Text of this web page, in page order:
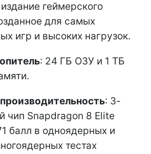
геймерского
для самых
игр и высоких нагрузок.
: 24 ГБ ОЗУ и 1 ТБ
: 3-
чип Snapdragon 8 Elite
балл в одноядерных и
тестах